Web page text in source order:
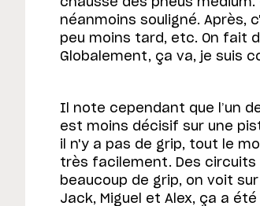
néanmoins souligné. Après,
peu moins tard, etc. On fait
Globalement, ça va, je suis
Il note cependant que l’un
est moins décisif sur une
il n'y a pas de grip, tout le
très facilement. Des circuits
beaucoup de grip, on voit
Jack, Miguel et Alex, ça a